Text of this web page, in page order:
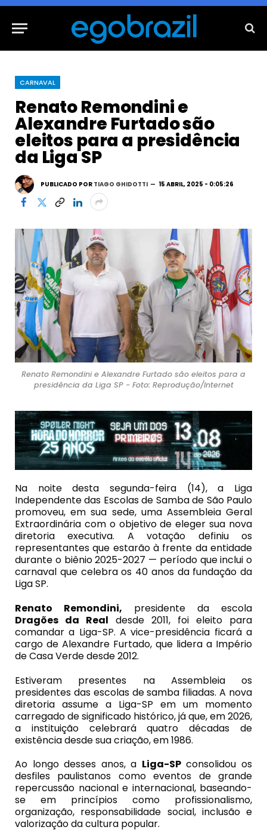
CARNAVAL
Renato Remondini e
Alexandre Furtado são
eleitos para a presidência
da Liga SP
PUBLICADO POR TIAGO GHIDOTTI 15 ABRIL, 2025 - 0:05:26
Renato Remondini e Alexandre Furtado são eleitos para a
presidência da Liga SP - Foto: Reprodução/Internet
Na noite desta segunda-feira (14), a Liga
Independente das Escolas de Samba de São Paulo
promoveu, em sua sede, uma Assembleia Geral
Extraordinária com o objetivo de eleger sua nova
diretoria executiva. A votação definiu os
representantes que estarão à frente da entidade
durante o biênio 2025-2027 — período que inclui o
carnaval que celebra os 40 anos da fundação da
Liga SP.
Renato Remondini, presidente da escola
Dragões da Real desde 2011, foi eleito para
comandar a Liga-SP. A vice-presidência ficará a
cargo de Alexandre Furtado, que lidera a Império
de Casa Verde desde 2012.
Estiveram presentes na Assembleia os
presidentes das escolas de samba filiadas. A nova
diretoria assume a Liga-SP em um momento
carregado de significado histórico, já que, em 2026,
a instituição celebrará quatro décadas de
existência desde sua criação, em 1986.
Ao longo desses anos, a Liga-SPconsolidou os
desfiles paulistanos como eventos de grande
repercussão nacional e internacional, baseando-
se em princípios como profissionalismo,
organização, responsabilidade social, inclusão e
valorização da cultura popular.